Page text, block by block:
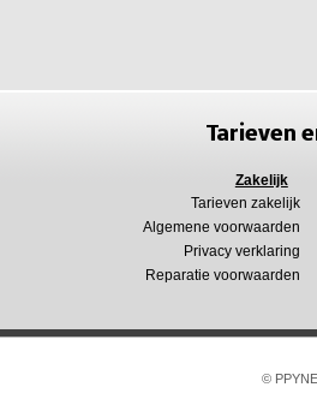
Tarieven
Zakelijk
Tarieven zakelijk
Algemene voorwaarden
Privacy verklaring
Reparatie voorwaarden
©